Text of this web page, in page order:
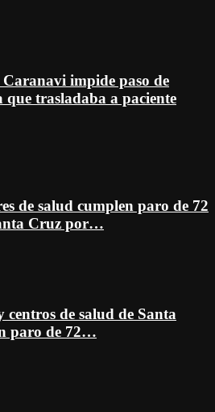
impide paso de
que trasladaba a paciente
de salud cumplen paro de 72
Cruz por…
centros de salud de Santa
paro de 72…